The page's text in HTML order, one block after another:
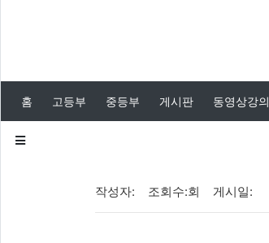
홈 고등부 중등부 게시판 동영상강의
고
작성자: 조회수:회 게시일: